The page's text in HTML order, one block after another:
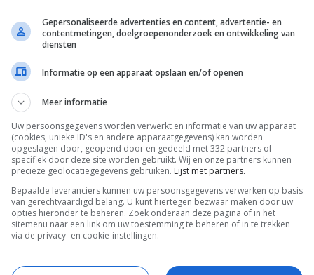
het boek ‘Jamie kookt Italië’ van Jamie Oliver (€29,99,
David Loftus]
– Vet: 34,2 g – Verz. vet: 18 g – Eiwit: 25,8 g – Koolhyd.:
1,8 g – Vezels: 1,4 g
Bewaar
Gepersonaliseerde advertenties en content, advertentie- en
contentmetingen, doelgroepenonderzoek en ontwikkeling van
diensten
Informatie op een apparaat opslaan en/of openen
Meer informatie
Uw persoonsgegevens worden verwerkt en informatie van uw apparaat
(cookies, unieke ID's en andere apparaatgegevens) kan worden
opgeslagen door, geopend door en gedeeld met 332 partners of
specifiek door deze site worden gebruikt. Wij en onze partners kunnen
precieze geolocatiegegevens gebruiken. Lijst met partners.
Bepaalde leveranciers kunnen uw persoonsgegevens verwerken op basis
van gerechtvaardigd belang. U kunt hiertegen bezwaar maken door uw
opties hieronder te beheren. Zoek onderaan deze pagina of in het
sitemenu naar een link om uw toestemming te beheren of in te trekken
via de privacy- en cookie-instellingen.